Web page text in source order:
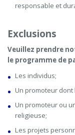
responsable et
Exclusions
Veuillez prendre
le programme de
Les individus;
Un promoteur
Un promoteur ou
religieuse;
Les projets